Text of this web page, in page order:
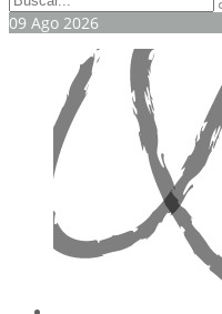
09 Ago 2026